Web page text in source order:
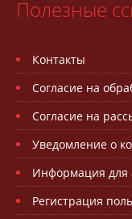
Полезные
Контакты
Согласие на
Согласие на
Уведомление о
Информация для
Регистрация